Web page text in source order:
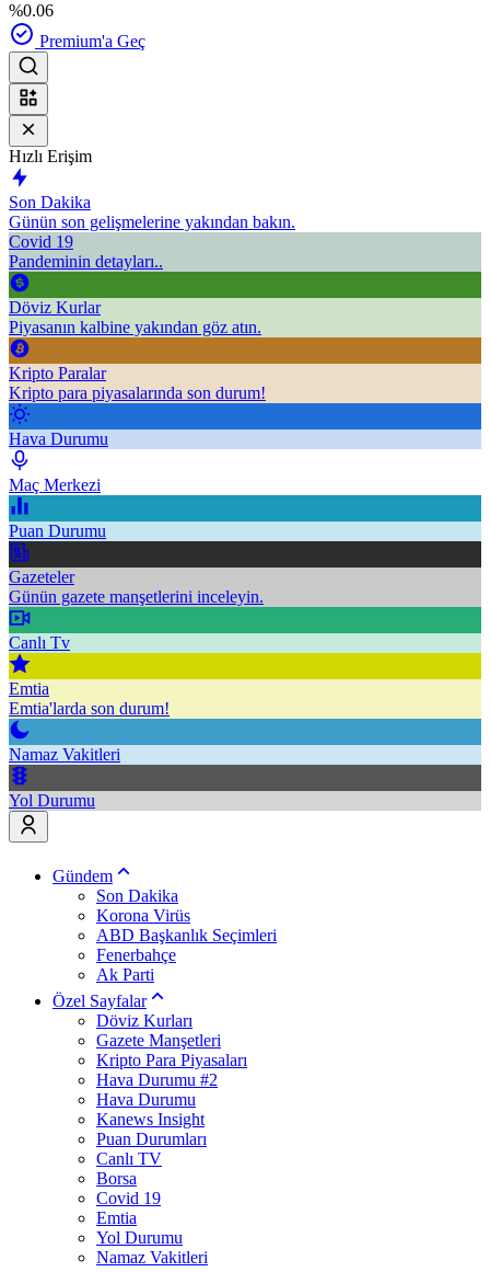
%0.06
Premium'a Geç
Hızlı Erişim
Son Dakika
Günün son gelişmelerine yakından bakın.
Covid 19
Pandeminin detayları..
Döviz Kurlar
Piyasanın kalbine yakından göz atın.
Kripto Paralar
Kripto para piyasalarında son durum!
Hava Durumu
Maç Merkezi
Puan Durumu
Gazeteler
Günün gazete manşetlerini inceleyin.
Canlı Tv
Emtia
Emtia'larda son durum!
Namaz Vakitleri
Yol Durumu
Gündem
Son Dakika
Korona Virüs
ABD Başkanlık Seçimleri
Fenerbahçe
Ak Parti
Özel Sayfalar
Döviz Kurları
Gazete Manşetleri
Kripto Para Piyasaları
Hava Durumu #2
Hava Durumu
Kanews Insight
Puan Durumları
Canlı TV
Borsa
Covid 19
Emtia
Yol Durumu
Namaz Vakitleri